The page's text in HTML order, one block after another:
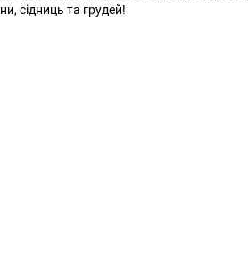
сідниць та грудей!